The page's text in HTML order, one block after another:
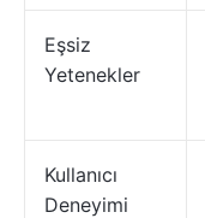
Eşsiz
Yetenekler
Kullanıcı
Deneyimi